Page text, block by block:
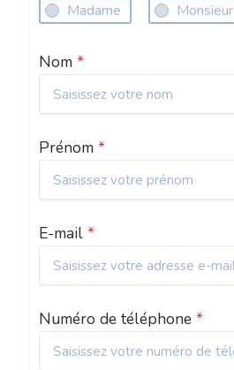
Madame Monsieur
Nom *
Prénom *
E-mail *
Numéro de téléphone *